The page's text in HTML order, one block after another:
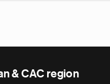
& CAC region